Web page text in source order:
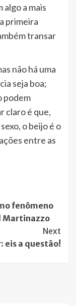
a mais
primeira
transar
não há uma
seja boa;
podem
claro é que,
o beijo é o
entre as
fenômeno
Martinazzo
Next
eis a questão!